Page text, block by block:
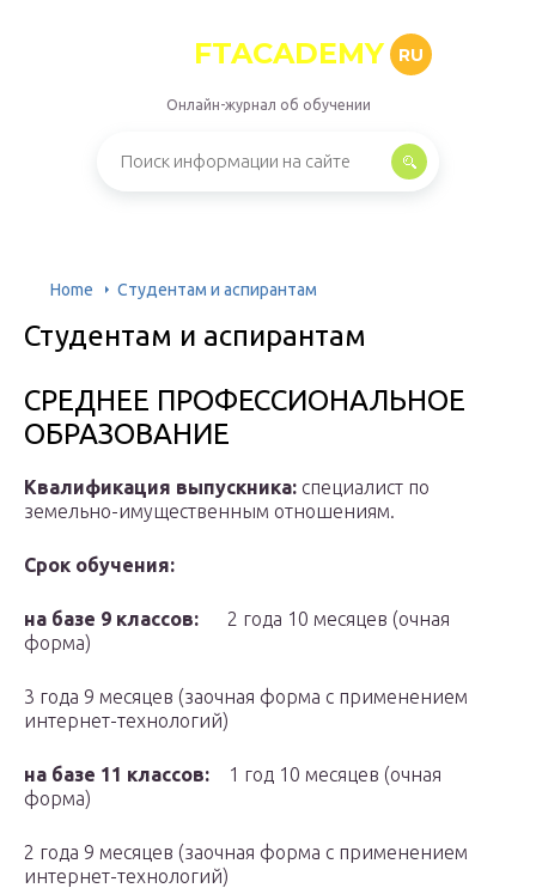
FTACADEMY RU
Онлайн-журнал об обучении
Home Студентам и аспирантам
Студентам и аспирантам
СРЕДНЕЕ ПРОФЕССИОНАЛЬНОЕ
ОБРАЗОВАНИЕ
Квалификация выпускника: специалист по
земельно-имущественным отношениям.
Срок обучения:
на базе 9 классов: 2 года 10 месяцев (очная
форма)
3 года 9 месяцев (заочная форма с применением
интернет-технологий)
на базе 11 классов:
1 год 10 месяцев (очная
форма)
2 года 9 месяцев (заочная форма с применением
интернет-технологий)